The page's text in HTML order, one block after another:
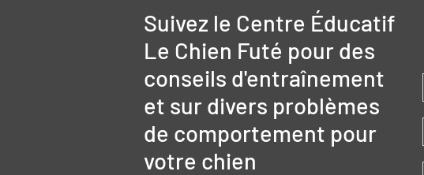
Suivez le Centre Éducatif
Le Chien Futé pour des
conseils d'entraînement
et sur divers problèmes
de comportement pour
votre chien